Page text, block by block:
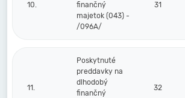
10.
finančný
majetok (043) -
/096A/
31
11.
Poskytnuté
preddavky na
dlhodobý
finančný
32